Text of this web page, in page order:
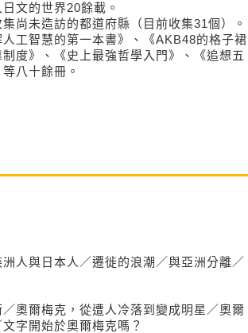
文的世界20餘載。
尚未造訪的都道府縣（目前收集31個）。
工智慧的第一本書》、《AKB48的格子裙
度》、《史上最強哲學入門》、《追想五
八十餘冊。
人與日本人／遷徙的浪潮／與亞洲分離／
奧爾梅克，從遭人冷落到變成明星／奧爾
字開始於奧爾梅克嗎？